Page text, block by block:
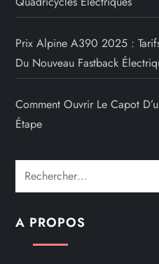
Prix Alpine A390 2025 :
Du Nouveau Fastback
Comment Ouvrir Le Capot
Étape
Rechercher :
A PROPOS